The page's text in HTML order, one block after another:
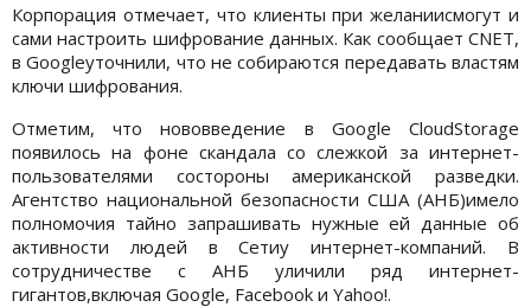
Корпорация отмечает, что клиенты при желаниисмогут и
сами настроить шифрование данных. Как сообщает CNET,
в Googleуточнили, что не собираются передавать властям
ключи шифрования.
Отметим, что нововведение в Google CloudStorage
появилось на фоне скандала со слежкой за интернет-
пользователями состороны американской разведки.
Агентство национальной безопасности США (АНБ)имело
полномочия тайно запрашивать нужные ей данные об
активности людей в Сетиу интернет-компаний. В
сотрудничестве с АНБ уличили ряд интернет-
гигантов,включая Google, Facebook и Yahoo!.